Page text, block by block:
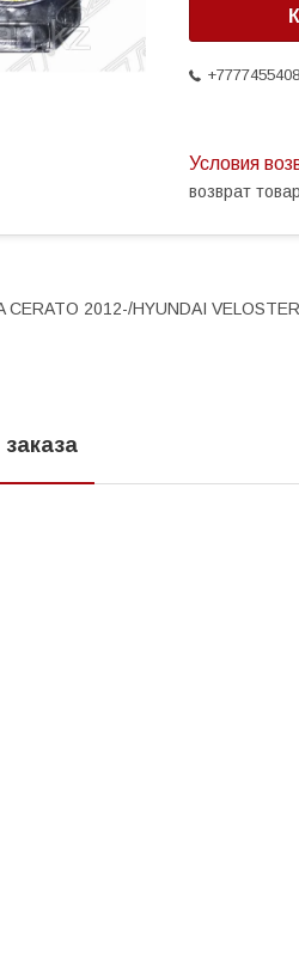
возврат
2012-/HYUNDAI